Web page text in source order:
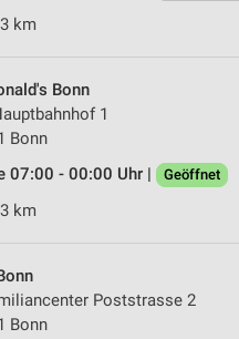
km
Bonn
1
Bonn
07:00 - 00:00 Uhr |
Geöffnet
km
Poststrasse 2
Bonn